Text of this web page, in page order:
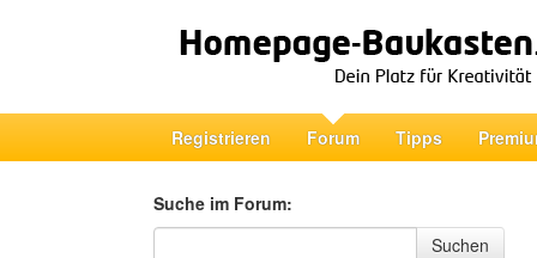
Registrieren Forum Tipps
Suche im Forum:
Suche im Forum
Suchen